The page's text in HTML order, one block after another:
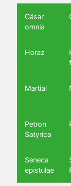
Cäsar
omnia
Horaz
Martial
Petron
Satyrica
Seneca
epistulae